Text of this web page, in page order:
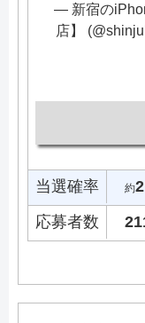
— 新宿の
店】
当選確率 約
応募者数